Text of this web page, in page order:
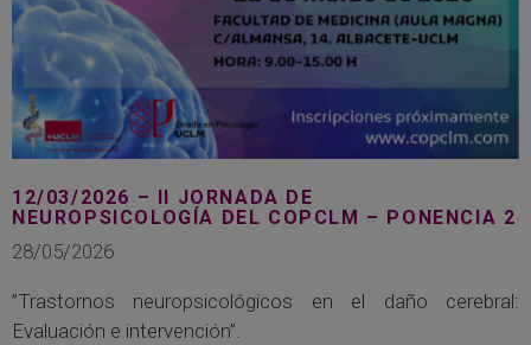
12/03/2026 – II JORNADA DE
NEUROPSICOLOGÍA DEL COPCLM – PONENCIA 2
28/05/2026
”Trastornos neuropsicológicos en el daño cerebral:
Evaluación e intervención”.